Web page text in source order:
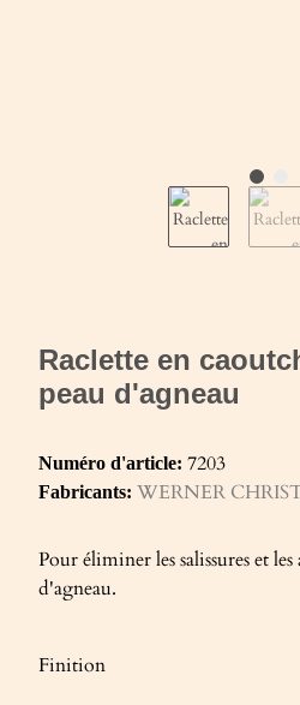
Raclette en
peau d'agneau
Numéro d'article: 7203
Fabricants: WERNER
Pour éliminer les salissures et les
d'agneau.
Finition